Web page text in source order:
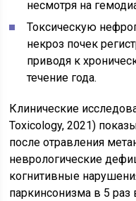
несмотря на
Токсическую
некроз почек
приводя к
течение года.
Клинические
Toxicology, 2021)
после отравления
неврологические
когнитивные
паркинсонизма в 5